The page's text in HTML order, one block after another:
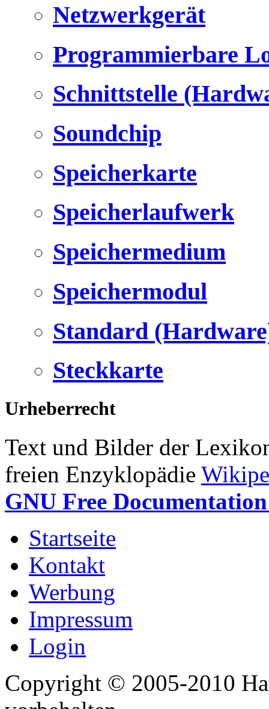
Netzwerkgerät
Programmierbare
Schnittstelle
Soundchip
Speicherkarte
Speicherlaufwerk
Speichermedium
Speichermodul
Standard
Steckkarte
Urheberrecht
Text und Bilder der
freien Enzyklopädie
GNU Free
Startseite
Kontakt
Werbung
Impressum
Login
Copyright © 2005-2010